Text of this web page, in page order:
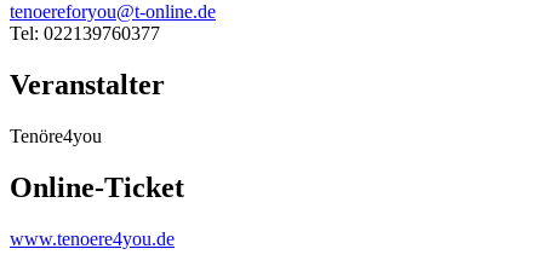
tenoereforyou@t-online.de
Tel: 022139760377
Veranstalter
Tenöre4you
Online-Ticket
www.tenoere4you.de